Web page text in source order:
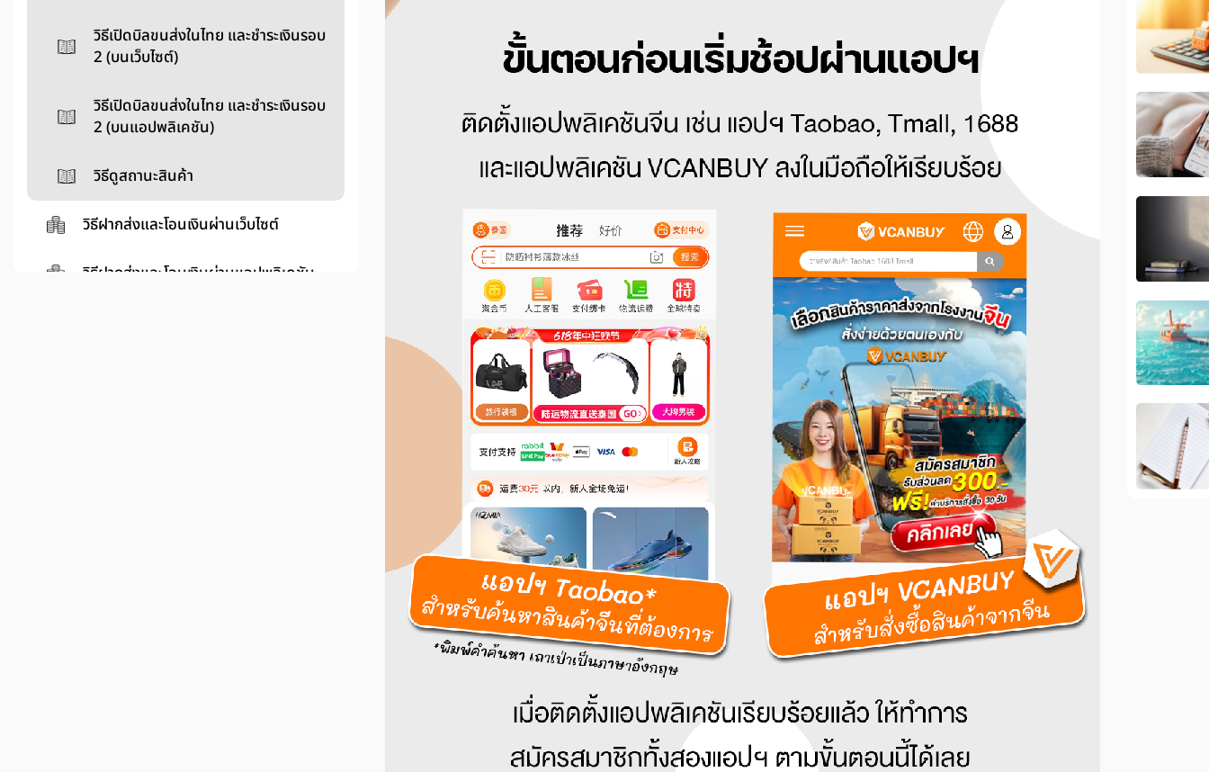
วิธีเปิดบิลขนส่งในไทย และชำระเงินรอบ
2 (บนเว็บไซต์)
วิธีเปิดบิลขนส่งในไทย และชำระเงินรอบ
2 (บนแอปพลิเคชัน)
วิธีดูสถานะสินค้า
วิธีฝากส่งและโอนเงินผ่านเว็บไซต์
วิธีฝากส่งและโอนเงินผ่านแอปพลิเคชัน